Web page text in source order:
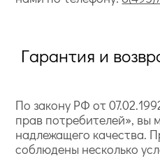
Гарантия и
По закону РФ от
прав потребителей», вы
надлежащего качества.
соблюдены несколько